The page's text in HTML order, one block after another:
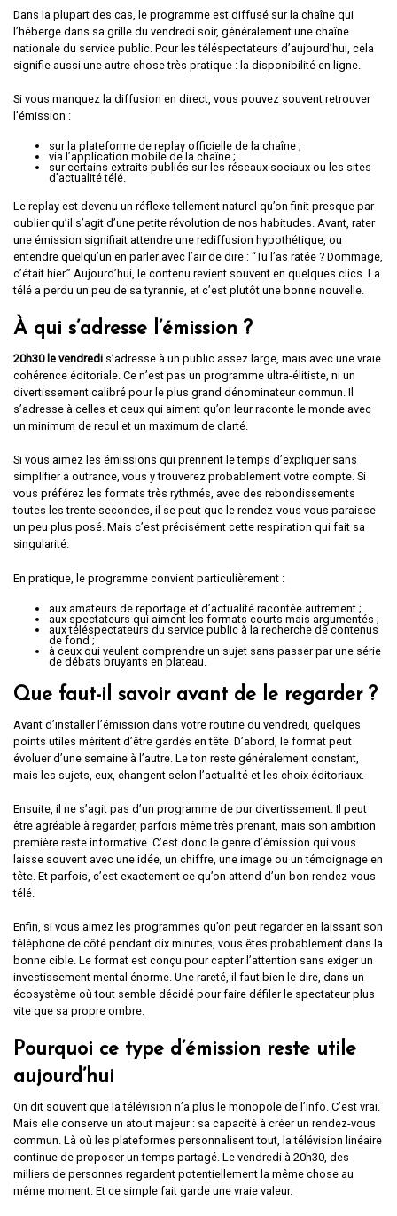
Dans la plupart des cas, le programme est diffusé sur la chaîne qui
l’héberge dans sa grille du vendredi soir, généralement une chaîne
nationale du service public. Pour les téléspectateurs d’aujourd’hui, cela
signifie aussi une autre chose très pratique : la disponibilité en ligne.
Si vous manquez la diffusion en direct, vous pouvez souvent retrouver
l’émission :
sur la plateforme de replay officielle de la chaîne ;
via l’application mobile de la chaîne ;
sur certains extraits publiés sur les réseaux sociaux ou les sites
d’actualité télé.
Le replay est devenu un réflexe tellement naturel qu’on finit presque par
oublier qu’il s’agit d’une petite révolution de nos habitudes. Avant, rater
une émission signifiait attendre une rediffusion hypothétique, ou
entendre quelqu’un en parler avec l’air de dire : “Tu l’as ratée ? Dommage,
c’était hier.” Aujourd’hui, le contenu revient souvent en quelques clics. La
télé a perdu un peu de sa tyrannie, et c’est plutôt une bonne nouvelle.
À qui s’adresse l’émission ?
20h30 le vendredi s’adresse à un public assez large, mais avec une vraie
cohérence éditoriale. Ce n’est pas un programme ultra-élitiste, ni un
divertissement calibré pour le plus grand dénominateur commun. Il
s’adresse à celles et ceux qui aiment qu’on leur raconte le monde avec
un minimum de recul et un maximum de clarté.
Si vous aimez les émissions qui prennent le temps d’expliquer sans
simplifier à outrance, vous y trouverez probablement votre compte. Si
vous préférez les formats très rythmés, avec des rebondissements
toutes les trente secondes, il se peut que le rendez-vous vous paraisse
un peu plus posé. Mais c’est précisément cette respiration qui fait sa
singularité.
En pratique, le programme convient particulièrement :
aux amateurs de reportage et d’actualité racontée autrement ;
aux spectateurs qui aiment les formats courts mais argumentés ;
aux téléspectateurs du service public à la recherche de contenus
de fond ;
à ceux qui veulent comprendre un sujet sans passer par une série
de débats bruyants en plateau.
Que faut-il savoir avant de le regarder ?
Avant d’installer l’émission dans votre routine du vendredi, quelques
points utiles méritent d’être gardés en tête. D’abord, le format peut
évoluer d’une semaine à l’autre. Le ton reste généralement constant,
mais les sujets, eux, changent selon l’actualité et les choix éditoriaux.
Ensuite, il ne s’agit pas d’un programme de pur divertissement. Il peut
être agréable à regarder, parfois même très prenant, mais son ambition
première reste informative. C’est donc le genre d’émission qui vous
laisse souvent avec une idée, un chiffre, une image ou un témoignage en
tête. Et parfois, c’est exactement ce qu’on attend d’un bon rendez-vous
télé.
Enfin, si vous aimez les programmes qu’on peut regarder en laissant son
téléphone de côté pendant dix minutes, vous êtes probablement dans la
bonne cible. Le format est conçu pour capter l’attention sans exiger un
investissement mental énorme. Une rareté, il faut bien le dire, dans un
écosystème où tout semble décidé pour faire défiler le spectateur plus
vite que sa propre ombre.
Pourquoi ce type d’émission reste utile
aujourd’hui
On dit souvent que la télévision n’a plus le monopole de l’info. C’est vrai.
Mais elle conserve un atout majeur : sa capacité à créer un rendez-vous
commun. Là où les plateformes personnalisent tout, la télévision linéaire
continue de proposer un temps partagé. Le vendredi à 20h30, des
milliers de personnes regardent potentiellement la même chose au
même moment. Et ce simple fait garde une vraie valeur.